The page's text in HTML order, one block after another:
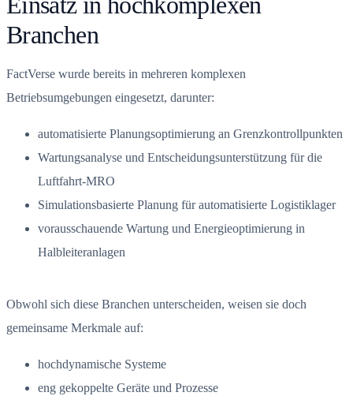
Branchen
FactVerse wurde bereits in mehreren komplexen
Betriebsumgebungen eingesetzt, darunter:
automatisierte Planungsoptimierung an Grenzkontrollpunkten
Wartungsanalyse und Entscheidungsunterstützung für die
Luftfahrt-MRO
Simulationsbasierte Planung für automatisierte Logistiklager
vorausschauende Wartung und Energieoptimierung in
Halbleiteranlagen
Obwohl sich diese Branchen unterscheiden, weisen sie doch
gemeinsame Merkmale auf:
hochdynamische Systeme
eng gekoppelte Geräte und Prozesse